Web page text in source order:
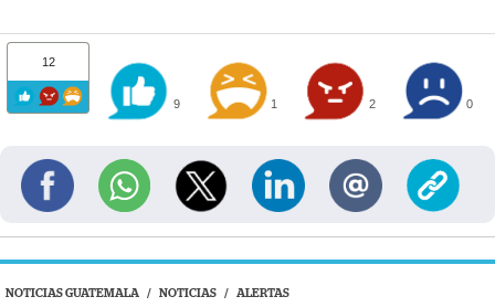
12
9 1 2 0
NOTICIAS GUATEMALA / NOTICIAS / ALERTAS